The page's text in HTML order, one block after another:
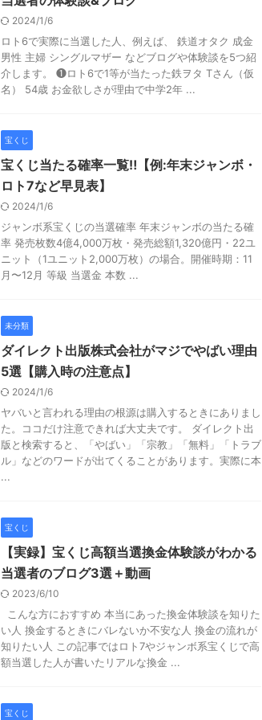
2024/1/6
ロト6で実際に当選した人、例えば、 鉄道オタク 成金
男性 主婦 シングルマザー などブログや体験談を5つ紹
介します。 ❶ロト6で1等が当たった鉄ヲタ Tさん（仮
名） 54歳 お金欲しさが理由で中学2年 ...
宝くじ
宝くじ当たる確率一覧‼︎【例:年末ジャンボ・
ロト7など早見表】
2024/1/6
ジャンボ系宝くじの当選確率 年末ジャンボの当たる確
率 発売枚数4億4,000万枚・発売総額1,320億円・22ユ
ニット（1ユニット2,000万枚）の場合。開催時期：11
月〜12月 等級 当選金 本数 ...
未分類
ダイレクト出版株式会社がマジでやばい理由
5選【購入時の注意点】
2024/1/6
ヤバいと言われる理由の根源は購入するときにありまし
た。ココだけ注意できれば大丈夫です。 ダイレクト出
版と検索すると、「やばい」「宗教」「無料」「トラブ
ル」などのワードが出てくることがあります。実際に本
...
宝くじ
【実録】宝くじ高額当選換金体験談がわかる
当選者のブログ3選＋動画
2023/6/10
こんな方におすすめ 本当にあった換金体験談を知りた
い人 換金するときにバレないか不安な人 換金の流れが
知りたい人 この記事ではロト7やジャンボ系宝くじで高
額当選した人が書いたリアルな換金 ...
宝くじ